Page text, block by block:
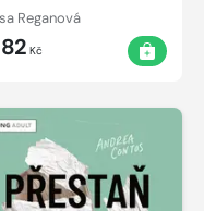
Reganová
Kč